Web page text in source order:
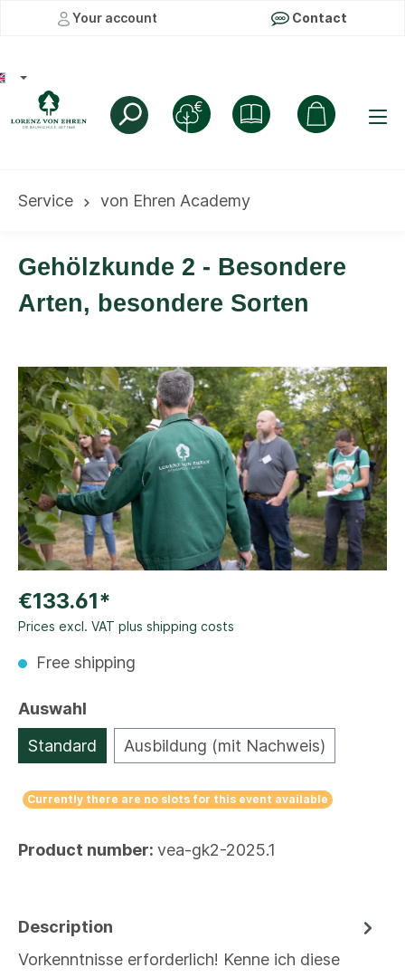
Your account Contact
Service von Ehren Academy
Gehölzkunde 2 - Besondere
Arten, besondere Sorten
€133.61*
Prices excl. VAT plus shipping costs
Free shipping
Auswahl
Standard
Ausbildung (mit Nachweis)
Currently there are no slots for this event available
Product number: vea-gk2-2025.1
Description
Vorkenntnisse erforderlich! Kenne ich diese